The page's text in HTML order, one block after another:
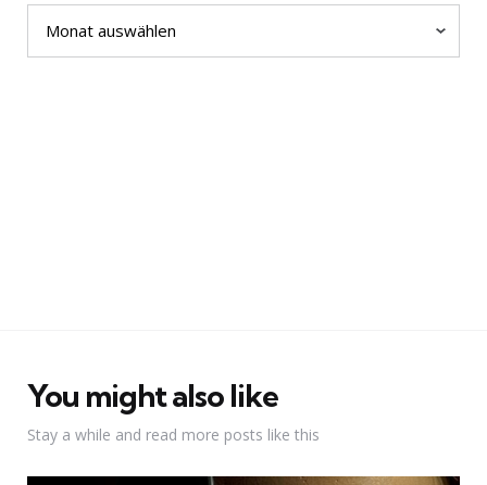
Archiv
You might also like
Stay a while and read more posts like this